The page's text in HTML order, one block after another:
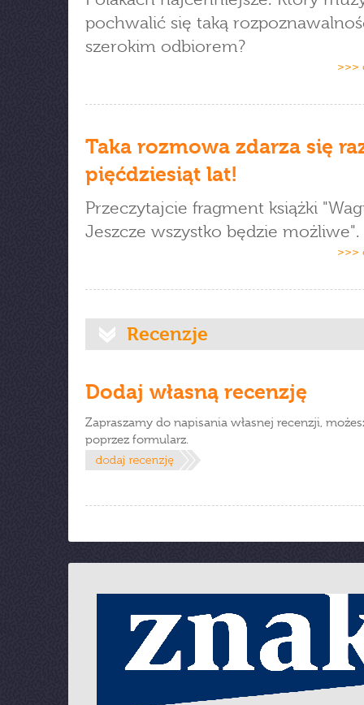
pochwalić się taką
szerokim odbiorem?
>>>
Taka rozmowa zdarza się
pięćdziesiąt lat!
Przeczytajcie fragment książki
Jeszcze wszystko będzie możliwe".
>>>
Recenzje
Dodaj własną recenzję
Zapraszamy do napisania własnej recenzji,
poprzez formularz.